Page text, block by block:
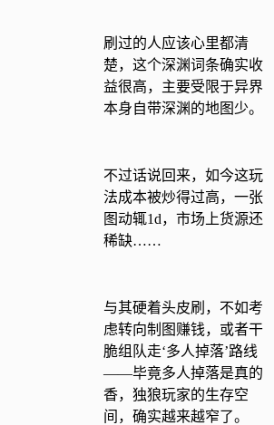
刷过的人应该心里都清
楚，这个深渊词条确实收
益很高，主要受限于异界
本身自带深渊的地图少。
不过话说回来，如今这玩
法成本被炒得过高，一张
图动辄1d，市场上货源还
稀缺……
与其硬着头皮刷，不如考
虑转向制图赚钱，或者干
脆组队走‘多人掉落’路线
——毕竟多人掉落是真的
香，独狼玩家的生存空
间，确实越来越窄了。